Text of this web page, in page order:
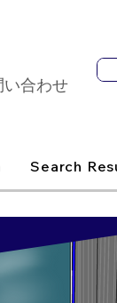
い合わせ
Search